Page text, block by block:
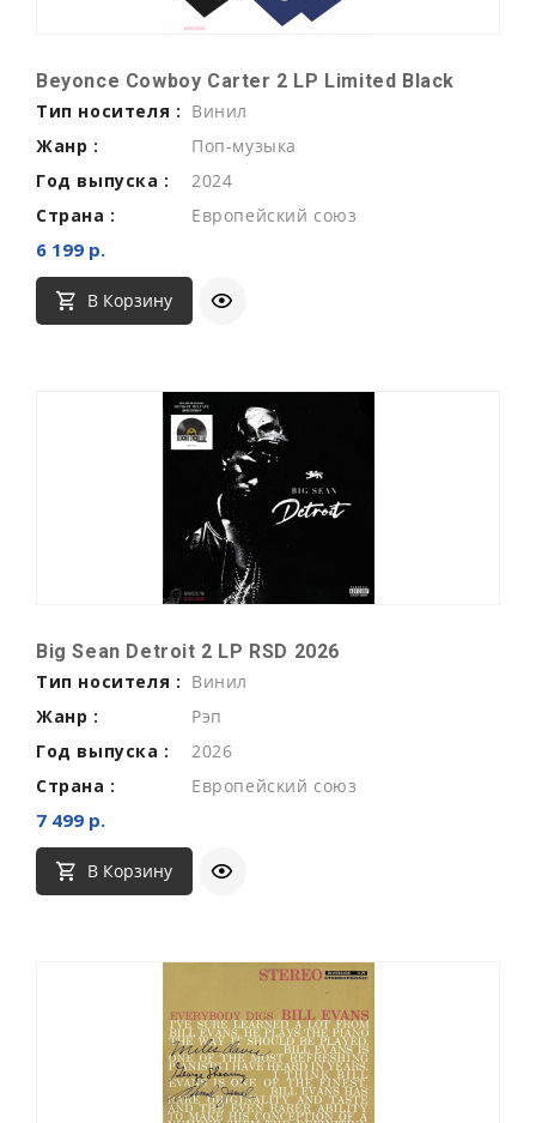
Beyonce Cowboy Carter 2 LP Limited Black
Тип носителя : Винил
Жанр :
Поп-музыка
Год выпуска :
2024
Страна :
Европейский союз
6 199 р.
В Корзину
Big Sean Detroit 2 LP RSD 2026
Тип носителя : Винил
Жанр :
Рэп
Год выпуска :
2026
Страна :
Европейский союз
7 499 р.
В Корзину